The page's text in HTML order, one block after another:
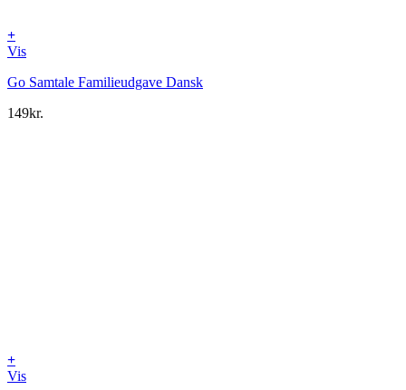
+
Vis
Go Samtale Familieudgave Dansk
149kr.
+
Vis